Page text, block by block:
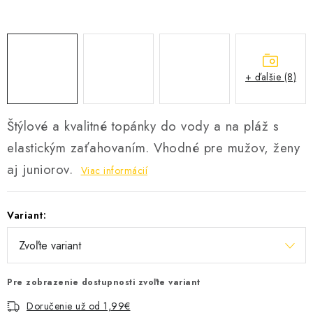
Štýlové a kvalitné topánky do vody a na pláž s
elastickým zaťahovaním. Vhodné pre mužov, ženy
aj juniorov.
Viac informácií
Variant:
Pre zobrazenie dostupnosti zvoľte variant
Doručenie už od 1,99€
+ ďalšie (8)